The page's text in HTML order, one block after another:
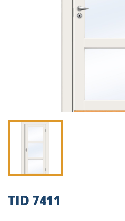
TID 7411